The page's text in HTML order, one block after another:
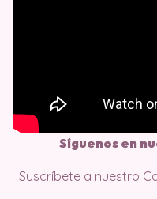
Síguenos en
Suscríbete a nuestro